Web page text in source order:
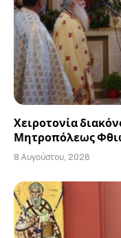
Χειροτονία
Μητροπόλεως
8 Αυγούστου, 2026